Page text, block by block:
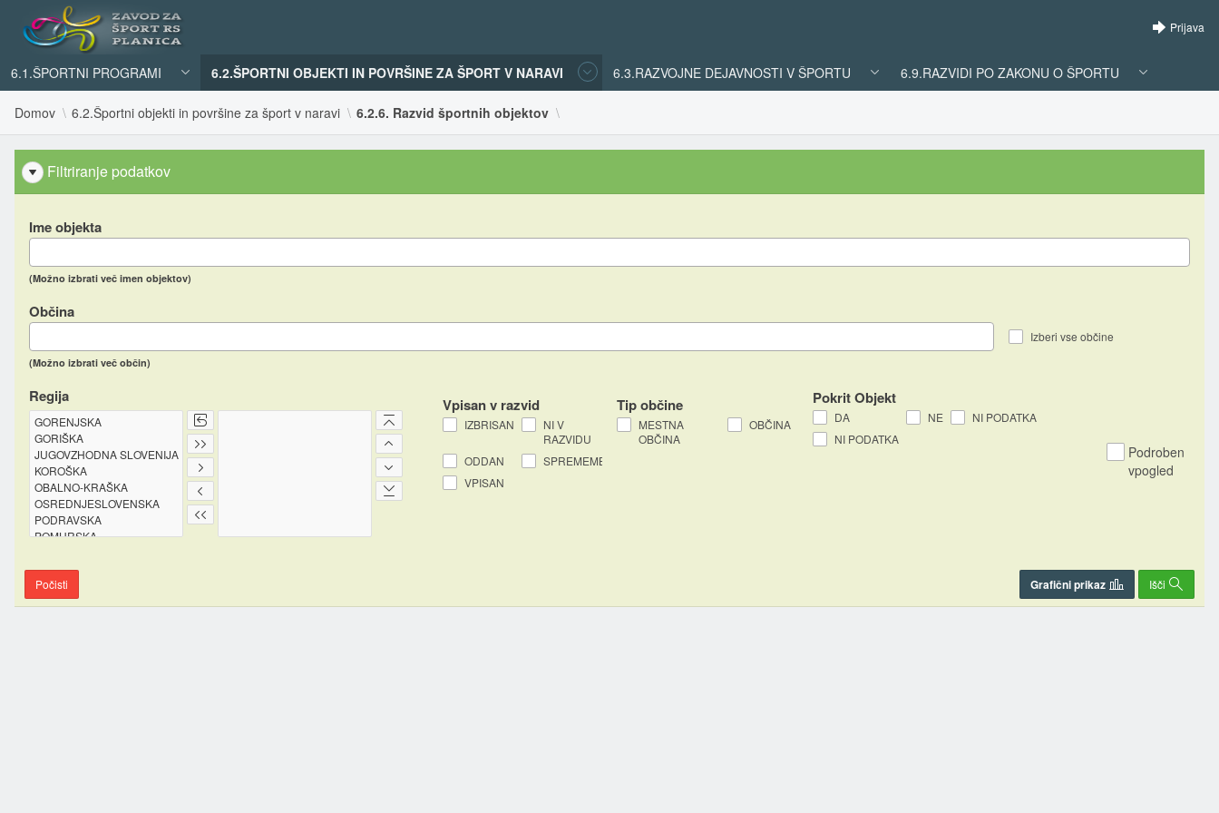
Prijava
6.1.ŠPORTNI PROGRAMI 6.2.ŠPORTNI OBJEKTI IN POVRŠINE ZA ŠPORT V NARAVI 6.3.RAZVOJNE DEJAVNOSTI V ŠPORTU 6.9.RAZVIDI PO ZAKONU O ŠPORTU
Domov 6.2.Športni objekti in površine za šport v naravi 6.2.6. Razvid športnih objektov
Filtriranje podatkov
Ime objekta
(Možno izbrati več imen objektov)
Občina
(Možno izbrati več občin)
Izberi vse občine
Regija Vpisan v razvid
IZBRISAN
NI V
RAZVIDU
ODDAN
SPREMEMBA
VPISAN
Tip občine
MESTNA
OBČINA
OBČINA
Pokrit Objekt
DA NE
NI PODATKA
NI PODATKA
Podroben
vpogled
Počisti Grafični prikaz Išči